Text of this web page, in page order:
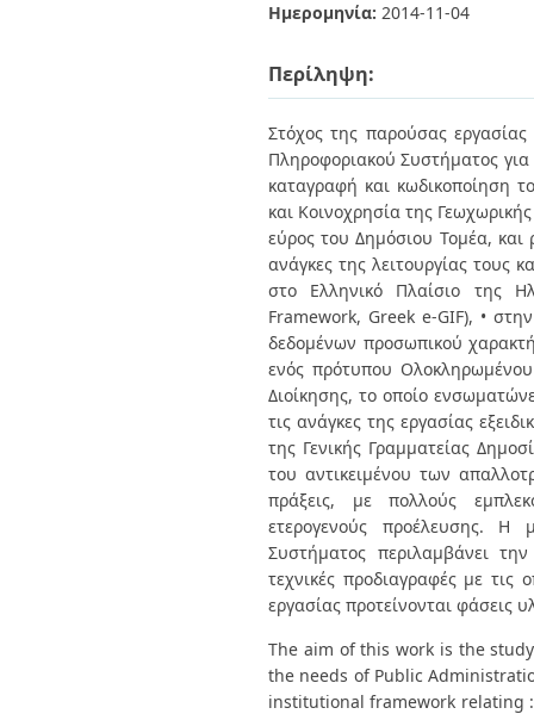
Ημερομηνία: 2014-11-04
Περίληψη:
Στόχος της παρούσας
Πληροφοριακού Συστήματος για
καταγραφή και κωδικοποίηση
και Κοινοχρησία της
εύρος του Δημόσιου Τομέα,
ανάγκες της λειτουργίας τους
στο Ελληνικό Πλαίσιο της
Framework, Greek e-GIF), •
δεδομένων προσωπικού
ενός πρότυπου
Διοίκησης, το οποίο
τις ανάγκες της εργασίας
της Γενικής Γραμματείας
του αντικειμένου των
πράξεις, με πολλούς
ετερογενούς προέλευσης. Η
Συστήματος περιλαμβάνει
τεχνικές προδιαγραφές με
εργασίας προτείνονται φάσεις
The aim of this work is the
the needs of Public
institutional framework relating